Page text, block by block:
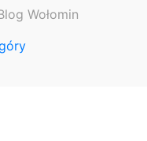
Wołomin